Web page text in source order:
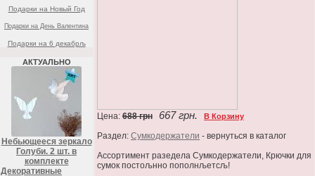
Подарки на Новый Год
Подарки на День Валентина
Подарки на 6 декабрљ
АКТУАЛЬНО
Небьющееся зеркало
Голуби. 2 шт. в
комплекте
Декоративные
Цена: 688 грн 667 грн. В Корзину
Раздел: Сумкодержатели - вернуться в каталог
Ассортимент разедела Сумкодержатели, Крючки для
сумок постољнно пополнљетсљ!